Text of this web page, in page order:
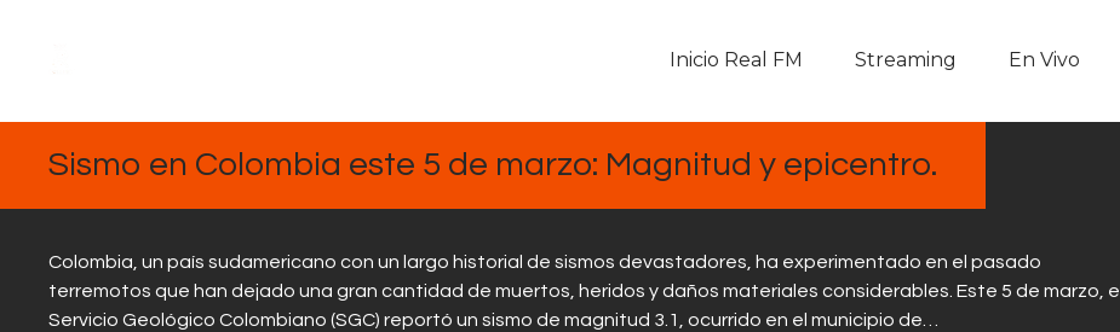
Inicio Real FM Streaming En Vivo
En Vivo
Programas
Sismo en Colombia este 5 de marzo: Magnitud y epicentro.
Colombia, un país sudamericano con un largo historial de sismos devastadores, ha experimentado en el pasado
terremotos que han dejado una gran cantidad de muertos, heridos y daños materiales considerables. Este 5 de marzo, el
Servicio Geológico Colombiano (SGC) reportó un sismo de magnitud 3.1, ocurrido en el municipio de…